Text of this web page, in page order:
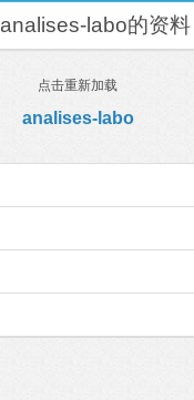
analises-labo的资料
点击重新加载
analises-labo